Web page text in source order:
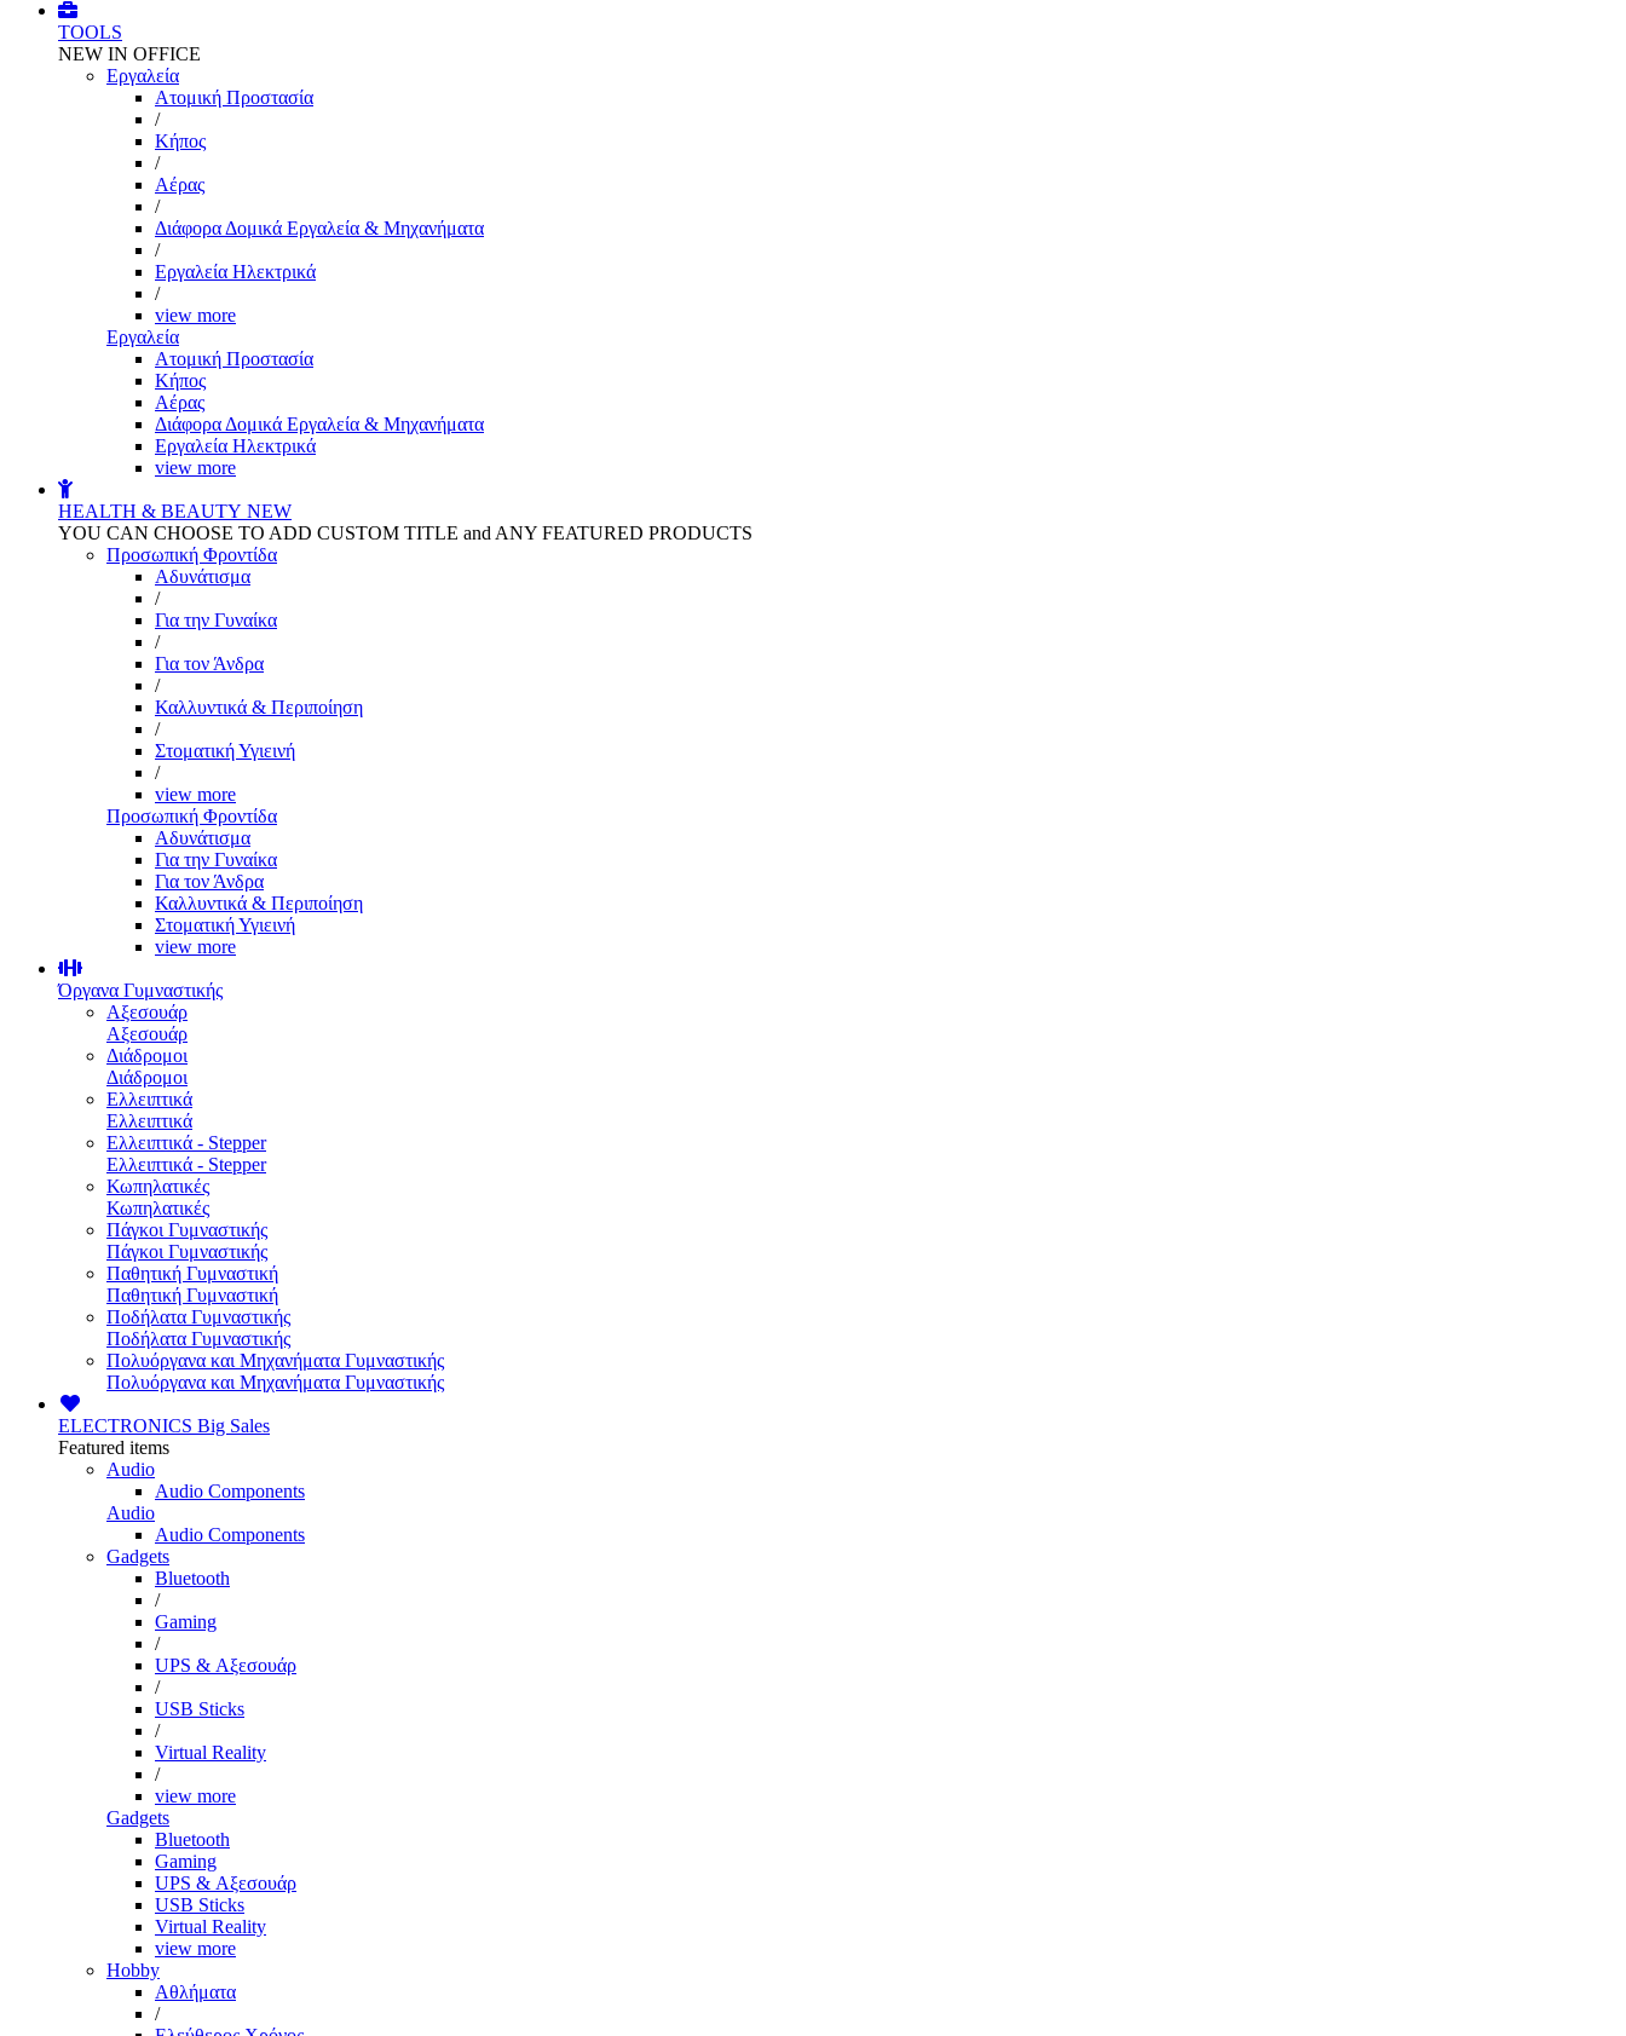
TOOLS
NEW IN OFFICE
Εργαλεία
Aτομική Προστασία
/
Kήπος
/
Αέρας
/
Διάφορα Δομικά Εργαλεία & Μηχανήματα
/
Εργαλεία Ηλεκτρικά
/
view more
Εργαλεία
Aτομική Προστασία
Kήπος
Αέρας
Διάφορα Δομικά Εργαλεία & Μηχανήματα
Εργαλεία Ηλεκτρικά
view more
HEALTH & BEAUTY NEW
YOU CAN CHOOSE TO ADD CUSTOM TITLE and ANY FEATURED PRODUCTS
Προσωπική Φροντίδα
Αδυνάτισμα
/
Για την Γυναίκα
/
Για τον Άνδρα
/
Καλλυντικά & Περιποίηση
/
Στοματική Υγιεινή
/
view more
Προσωπική Φροντίδα
Αδυνάτισμα
Για την Γυναίκα
Για τον Άνδρα
Καλλυντικά & Περιποίηση
Στοματική Υγιεινή
view more
Όργανα Γυμναστικής
Αξεσουάρ
Αξεσουάρ
Διάδρομοι
Διάδρομοι
Ελλειπτικά
Ελλειπτικά
Ελλειπτικά - Stepper
Ελλειπτικά - Stepper
Κωπηλατικές
Κωπηλατικές
Πάγκοι Γυμναστικής
Πάγκοι Γυμναστικής
Παθητική Γυμναστική
Παθητική Γυμναστική
Ποδήλατα Γυμναστικής
Ποδήλατα Γυμναστικής
Πολυόργανα και Μηχανήματα Γυμναστικής
Πολυόργανα και Μηχανήματα Γυμναστικής
ELECTRONICS Big Sales
Featured items
Audio
Audio Components
Audio
Audio Components
Gadgets
Bluetooth
/
Gaming
/
UPS & Αξεσουάρ
/
USB Sticks
/
Virtual Reality
/
view more
Gadgets
Bluetooth
Gaming
UPS & Αξεσουάρ
USB Sticks
Virtual Reality
view more
Hobby
Αθλήματα
/